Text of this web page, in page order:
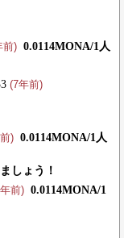
前) 0.0114MONA/1人
(7年前)
) 0.0114MONA/1人
しょう！
前) 0.0114MONA/1